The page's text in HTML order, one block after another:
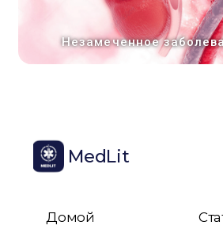
Незамеченное
MedLit
Домой